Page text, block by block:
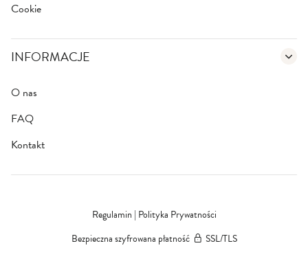
Cookie
INFORMACJE
O nas
FAQ
Kontakt
Regulamin | Polityka Prywatności
Bezpieczna szyfrowana płatność
SSL/TLS